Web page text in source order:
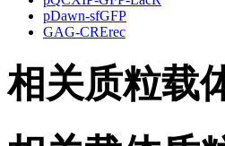
pDawn-sfGFP
GAG-CRErec
相关质粒载